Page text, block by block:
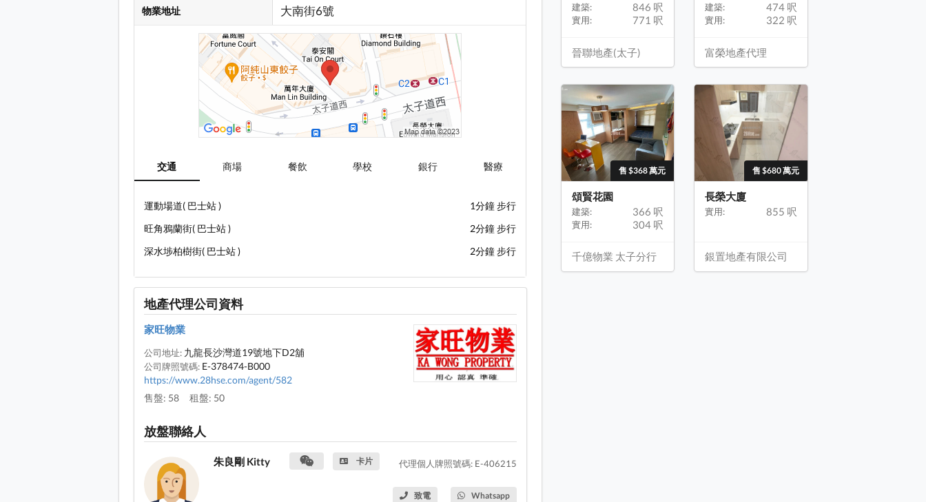
物業地址 大南街6號
交通 商場 餐飲 學校 銀行 醫療
運動場道( 巴士站 )
1分鐘 步行
旺角鴉蘭街( 巴士站 )
2分鐘 步行
深水埗柏樹街( 巴士站 )
2分鐘 步行
地產代理公司資料
家旺物業
公司地址: 九龍長沙灣道19號地下D2舖
公司牌照號碼: E-378474-B000
https://www.28hse.com/agent/582
售盤: 58
租盤: 50
放盤聯絡人
朱良剛 Kitty 卡片 代理個人牌照號碼: E-406215
致電 Whatsapp
建築: 846 呎
實用: 771 呎
晉聯地產(太子)
建築: 474 呎
實用: 322 呎
富榮地產代理
售 $368 萬元
頌賢花園
建築: 366 呎
實用: 304 呎
千億物業 太子分行
售 $680 萬元
長榮大廈
實用: 855 呎
銀置地產有限公司